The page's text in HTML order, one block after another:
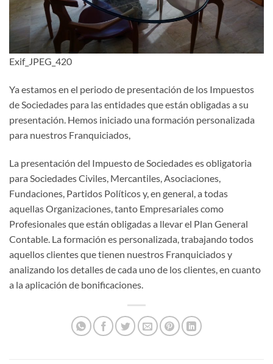
Exif_JPEG_420
Ya estamos en el periodo de presentación de los Impuestos
de Sociedades para las entidades que están obligadas a su
presentación. Hemos iniciado una formación personalizada
para nuestros Franquiciados,
La presentación del Impuesto de Sociedades es obligatoria
para Sociedades Civiles, Mercantiles, Asociaciones,
Fundaciones, Partidos Políticos y, en general, a todas
aquellas Organizaciones, tanto Empresariales como
Profesionales que están obligadas a llevar el Plan General
Contable. La formación es personalizada, trabajando todos
aquellos clientes que tienen nuestros Franquiciados y
analizando los detalles de cada uno de los clientes, en cuanto
a la aplicación de bonificaciones.